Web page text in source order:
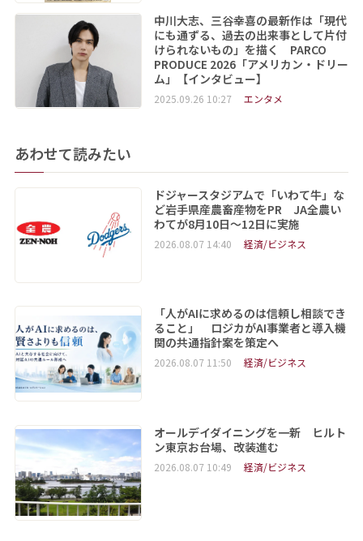
中川大志、三谷幸喜の最新作は「現代
にも通ずる、過去の出来事として片付
けられないもの」を描く PARCO
PRODUCE 2026「アメリカン・ドリー
ム」【インタビュー】
2025.09.26 10:27 エンタメ
あわせて読みたい
ドジャースタジアムで「いわて牛」な
ど岩手県産農畜産物をPR JA全農い
わてが8月10日～12日に実施
2026.08.07 14:40 経済/ビジネス
「人がAIに求めるのは信頼し相談でき
ること」 ロジカがAI事業者と導入機
関の共通指針案を策定へ
2026.08.07 11:50 経済/ビジネス
オールデイダイニングを一新 ヒルト
ン東京お台場、改装進む
2026.08.07 10:49 経済/ビジネス